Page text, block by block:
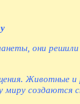
они решили
Животные и
создаются